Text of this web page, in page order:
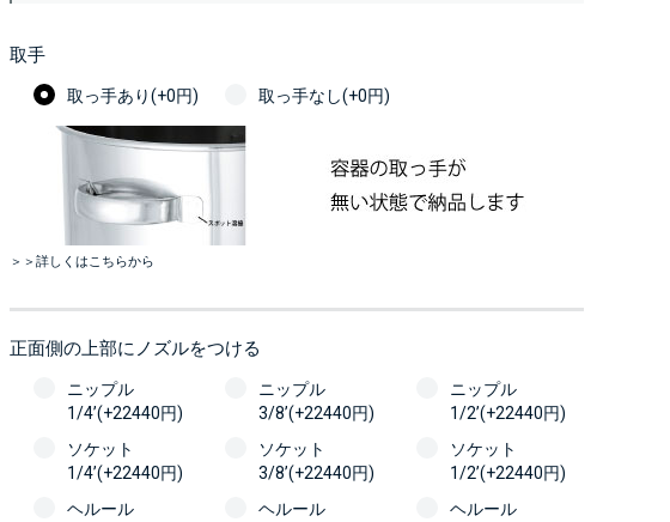
取手
取っ手あり(+0円) 取っ手なし(+0円)
＞＞詳しくはこちらから
正面側の上部にノズルをつける
ニップル
1/4’(+22440円)
ニップル
3/8’(+22440円)
ニップル
1/2’(+22440円)
ソケット
1/4’(+22440円)
ソケット
3/8’(+22440円)
ソケット
1/2’(+22440円)
ヘルール
ヘルール
ヘルール